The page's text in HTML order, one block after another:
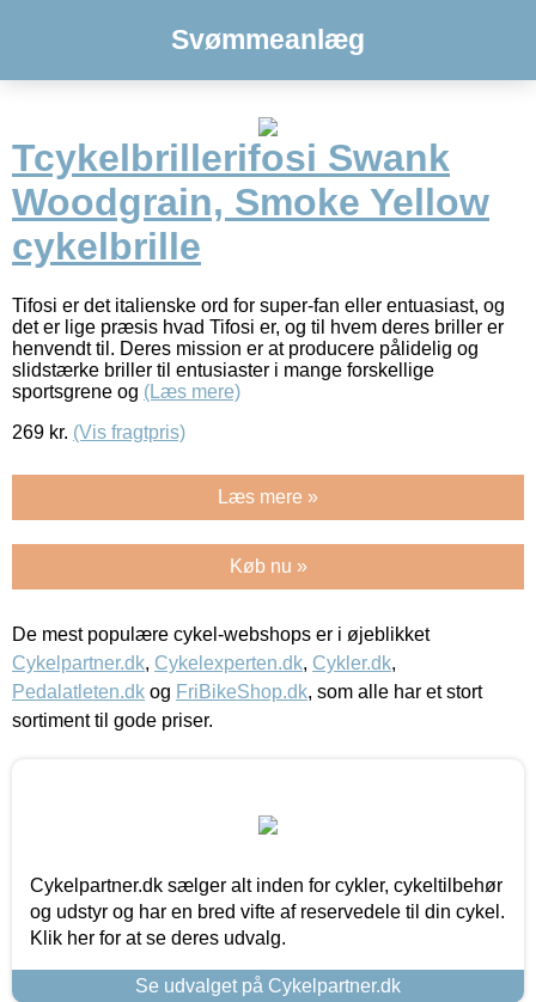
Svømmeanlæg
Tcykelbrillerifosi Swank
Woodgrain, Smoke Yellow
cykelbrille
Tifosi er det italienske ord for super-fan eller entuasiast, og
det er lige præsis hvad Tifosi er, og til hvem deres briller er
henvendt til. Deres mission er at producere pålidelig og
slidstærke briller til entusiaster i mange forskellige
sportsgrene og (Læs mere)
269 kr. (Vis fragtpris)
Læs mere »
Køb nu »
De mest populære cykel-webshops er i øjeblikket
Cykelpartner.dk, Cykelexperten.dk, Cykler.dk,
Pedalatleten.dk og FriBikeShop.dk, som alle har et stort
sortiment til gode priser.
Cykelpartner.dk sælger alt inden for cykler, cykeltilbehør
og udstyr og har en bred vifte af reservedele til din cykel.
Klik her for at se deres udvalg.
Se udvalget på Cykelpartner.dk